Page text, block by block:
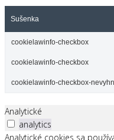
Sušenka
cookielawinfo-checkbox
cookielawinfo-checkbox
cookielawinfo-checkbox-
Analytické
analytics
Analytické cookies sa